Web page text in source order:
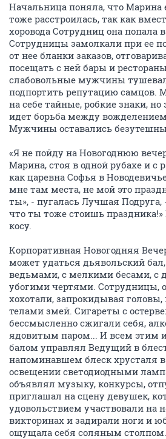
Начальница поняла, что Марина
тоже расстроилась, так как
хоровода Сотрудниц она попала
Сотрудницы замолкали при ее
от нее бланки заказов,
посещать с ней бары и
слабовольные мужчины
подпортить репутацию самцов.
на себе тайные, робкие знаки, но
идет борьба между
Мужчины оставались
«Я не пойду на Новогоднюю
Марина, стоя в одной рубахе и с
как царевна Софья в
мне там места, не мой это
ты», - пугалась Лучшая
что ты тоже стоишь
косу.
Корпоративная Новогодняя
может удаться дьявольский
ведьмами, с мелкими бесами, с
убогими чертями. Сотрудницы,
хохотали, запрокидывая
телами змей. Сигареты с
бессмысленно сжигали себя,
ядовитым паром... И всем этим
балом управлял Ведущий в
напоминавшем блеск хрусталя в
освещении светодиодными
объявлял музыку, конкурсы,
приглашал на сцену девушек,
удовольствием участвовали на
викторинах и задирали ноги и
ощущала себя соляным столпом.